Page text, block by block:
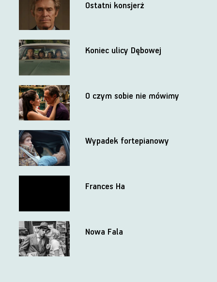
Ostatni konsjerż
Koniec ulicy Dębowej
O czym sobie nie mówimy
Wypadek fortepianowy
Frances Ha
Nowa Fala